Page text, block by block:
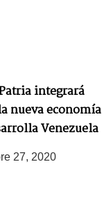
integrará
nueva economía
Venezuela
27, 2020